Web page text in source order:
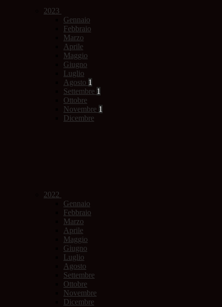
2023
Gennaio
Febbraio
Marzo
Aprile
Maggio
Giugno
Luglio
Agosto 1
Settembre 1
Ottobre
Novembre 1
Dicembre
2022
Gennaio
Febbraio
Marzo
Aprile
Maggio
Giugno
Luglio
Agosto
Settembre
Ottobre
Novembre
Dicembre